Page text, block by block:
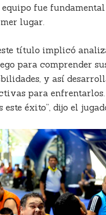
equipo fue
lugar.
título implicó
para comprender
y así
para
este éxito”, dijo el